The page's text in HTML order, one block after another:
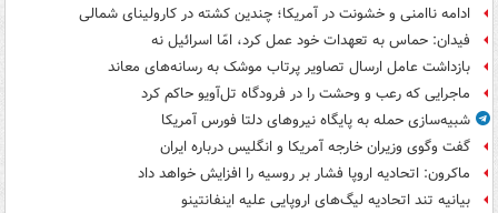
ادامه ناامنی و خشونت در آمریکا؛ چندین کشته در کارولینای شمالی
فیدان: حماس به تعهدات خود عمل کرد، امّا اسرائیل نه
بازداشت عامل ارسال تصاویر پرتاب موشک به رسانه‌های معاند
ماجرایی که رعب و وحشت را در فرودگاه تل‌آویو حاکم کرد
شبیه‌سازی حمله به پایگاه نیروهای دلتا فورس آمریکا
گفت وگوی وزیران خارجه آمریکا و انگلیس درباره ایران
ماکرون: اتحادیه اروپا فشار بر روسیه را افزایش خواهد داد
بیانیه تند اتحادیه لیگ‌های اروپایی علیه اینفانتینو